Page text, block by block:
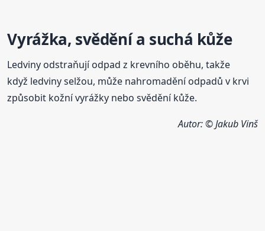
Vyrážka, svědění a suchá kůže
Ledviny odstraňují odpad z krevního oběhu, takže
když ledviny selžou, může nahromadění odpadů v krvi
způsobit kožní vyrážky nebo svědění kůže.
Autor: © Jakub Vinš